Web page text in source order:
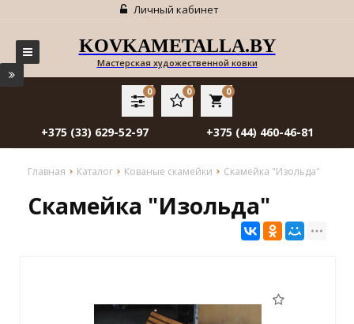
Личный кабинет
KOVKAMETALLA.BY
Мастерская художественной ковки
local_grocery_store
0
0
0
+375 (33) 629-52-97 +375 (44) 460-46-81
Главная Каталог Кованые скамейки Скамейка "Изольда"
Скамейка "Изольда"